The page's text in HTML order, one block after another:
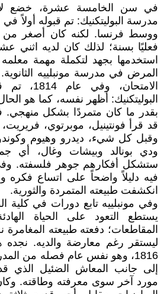
في سن الخامسة عشرة، خضع
مدرسة البوليتكنيك: تم قبوله أولاً
ووسط فرنسا. لكنه كان أصغر من
فعليًا بسنة؛ لذلك كان لديه اثني
استخدمها بجهد لتكملة مهمة معلمه
المرض في مدرسة مونبلييه
الامتحان،
البوليتكنيك: أظهر نفسه، كما هو
قد قرأ فونتينيل، موبرتوي،
وقبل كل شيء، ديدرو وهيوم
ودي بونالد وبيشات وغال، أي
ستشكل أفكارهم جوهر فلسفته.
فيه دليلاً واضحاً على اتساع فكره
انكشفت طبيعته المتمردة والثورية.
وفي مونبلييه تابع دورات في كلية
يستطع التعود على الحياة
المقاطعات؛ دفعته طبيعته
ليستقر رغم معارضة والديه. نجده
1816، وهو نفس عام فصله من
إلى جانب المعاش الضئيل الذي
مورد آخر سوى معرفته وطاقته.